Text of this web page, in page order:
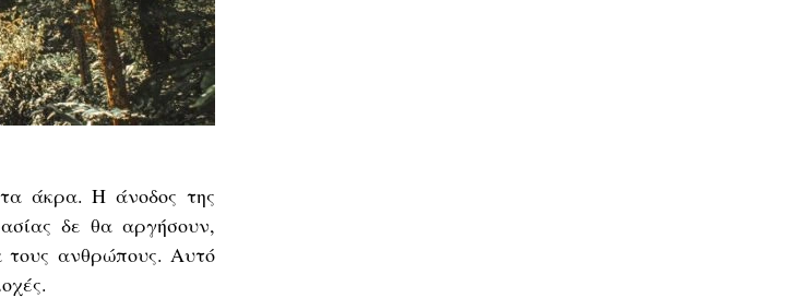
άκρα. Η άνοδος της
δε θα αργήσουν,
τους ανθρώπους. Αυτό